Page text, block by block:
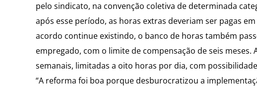
pelo sindicato, na convenção coletiva de determinada
após esse período, as horas extras deveriam ser pagas
acordo continue existindo, o banco de horas também
empregado, com o limite de compensação de seis
semanais, limitadas a oito horas por dia, com
“A reforma foi boa porque desburocratizou a